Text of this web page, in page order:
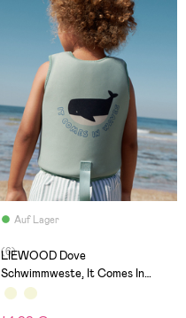
Auf Lager
(6)
LIEWOOD Dove
Schwimmweste, It Comes In
Waves/Peppermint